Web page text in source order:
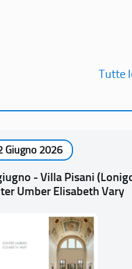
Tutte
Giugno 2026
- Villa Pisani
Umber Elisabeth Vary